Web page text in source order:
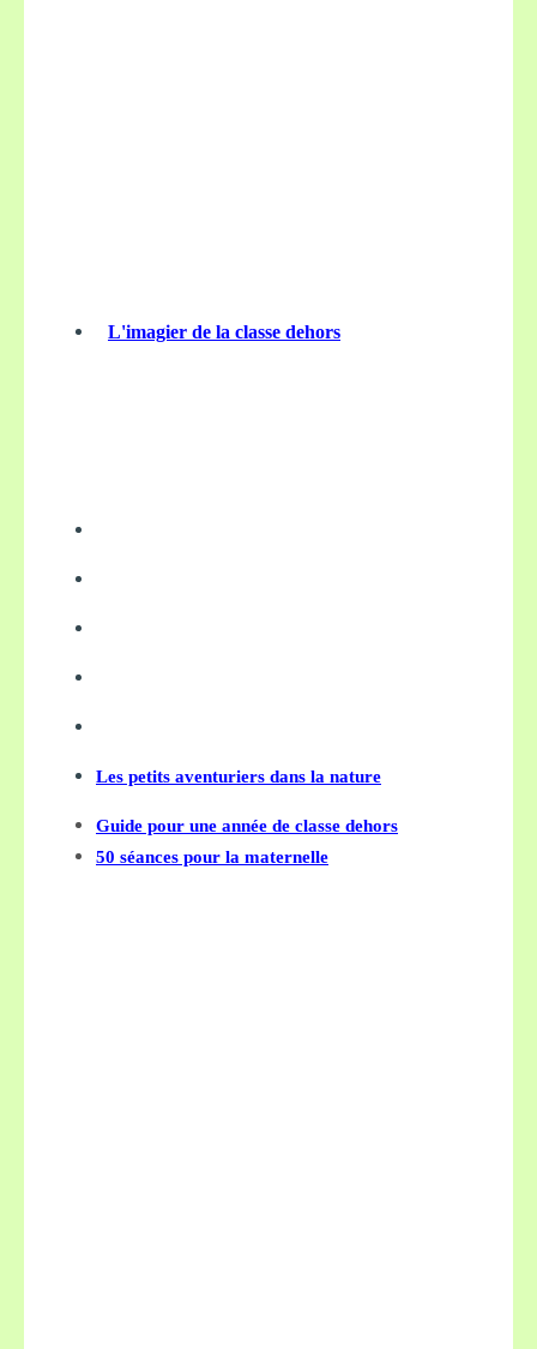
L'imagier de la classe dehors
Les petits aventuriers dans la nature
Guide pour une année de classe dehors
50 séances pour la maternelle